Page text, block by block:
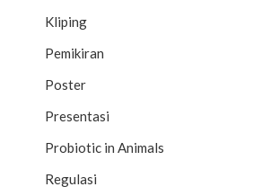
Kliping
Pemikiran
Poster
Presentasi
Probiotic in Animals
Regulasi